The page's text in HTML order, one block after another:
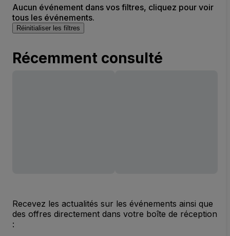
Aucun événement dans vos filtres, cliquez pour voir
tous les événements.
Réinitialiser les filtres
Récemment consulté
Recevez les actualités sur les événements ainsi que
des offres directement dans votre boîte de réception
: